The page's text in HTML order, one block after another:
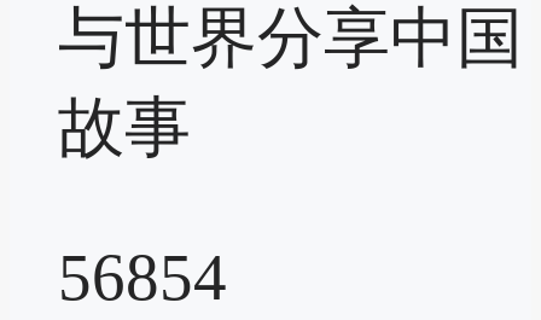
与世界分享中国
故事
56854